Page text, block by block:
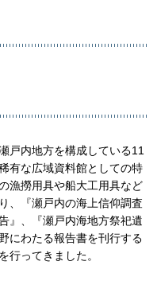
戸内地方を構成している11
有な広域資料館としての特
漁撈用具や船大工用具など
、『瀬戸内の海上信仰調査
』、『瀬戸内海地方祭祀遺
にわたる報告書を刊行する
行ってきました。